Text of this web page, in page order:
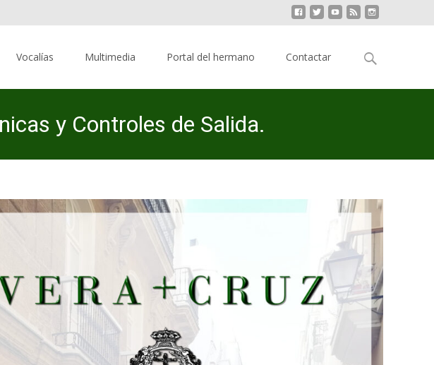
Vocalías Multimedia Portal del hermano Contactar Buscar:
y Controles de Salida.